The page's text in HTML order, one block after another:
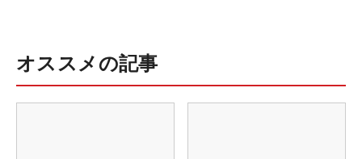
オススメの記事